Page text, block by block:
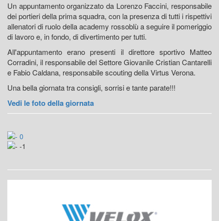
Un appuntamento organizzato da Lorenzo Faccini, responsabile
dei portieri della prima squadra, con la presenza di tutti i rispettivi
allenatori di ruolo della academy rossoblù a seguire il pomeriggio
di lavoro e, in fondo, di divertimento per tutti.
All'appuntamento erano presenti il direttore sportivo Matteo
Corradini, il responsabile del Settore Giovanile Cristian Cantarelli
e Fabio Caldana, responsabile scouting della Virtus Verona.
Una bella giornata tra consigli, sorrisi e tante parate!!!
Vedi le foto della giornata